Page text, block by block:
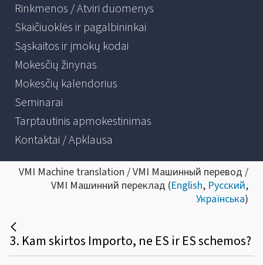
Rinkmenos / Atviri duomenys
Skaičiuoklės ir pagalbininkai
Sąskaitos ir įmokų kodai
Mokesčių žinynas
Mokesčių kalendorius
Seminarai
Tarptautinis apmokestinimas
Kontaktai / Apklausa
VMI Machine translation / VMI Машинный перевод /
VMI Машинний переклад (English, Русский,
Українська)
3. Kam skirtos Importo, ne ES ir ES schemos?